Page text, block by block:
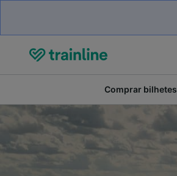
Comprar bilhetes